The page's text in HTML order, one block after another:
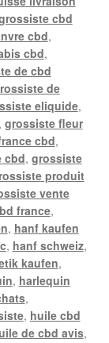
cbd
cbd,
cbd,
de cbd
de
eliquide,
grossiste fleur
cbd,
cbd, grossiste
produit
vente
france,
, hanf kaufen
, hanf schweiz,
kaufen,
, harlequin
,
, huile cbd
de cbd avis,